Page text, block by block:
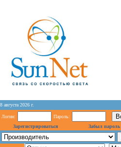
8 августа 2026 г.
Логин:
Пароль:
Зарегистрироваться
Забыл пароль